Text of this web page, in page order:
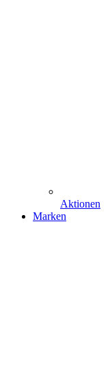
Aktionen
Marken